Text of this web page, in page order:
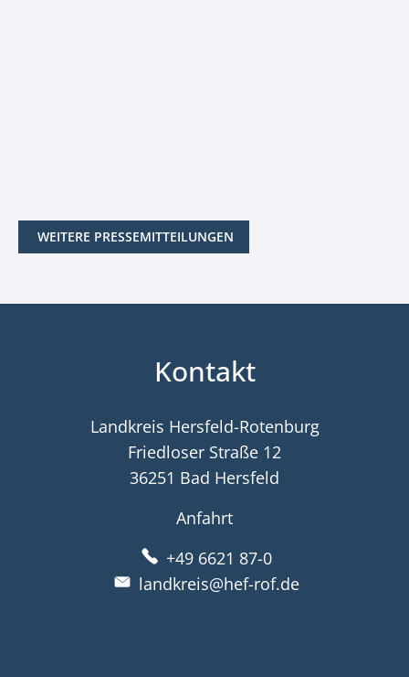
WEITERE PRESSEMITTEILUNGEN
Kontakt
Landkreis Hersfeld-Rotenburg
Friedloser Straße 12
36251 Bad Hersfeld
Anfahrt
+49 6621 87-0
landkreis@hef-rof.de